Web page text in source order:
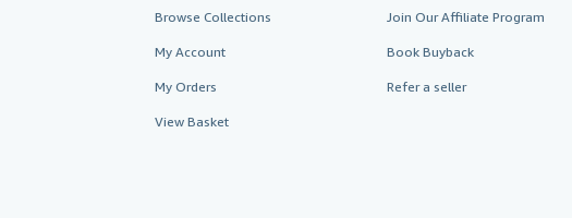
Browse Collections
My Account
My Orders
View Basket
Join Our Affiliate Program
Book Buyback
Refer a seller